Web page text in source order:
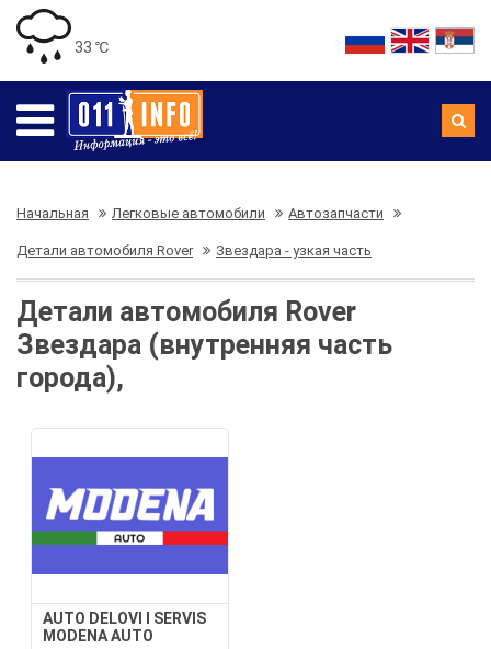
33 ℃
Начальная Легковые автомобили Автозапчасти
Детали автомобиля Rover Звездара - узкая часть
Детали автомобиля Rover
Звездара (внутренняя часть
города),
AUTO DELOVI I SERVIS
MODENA AUTO